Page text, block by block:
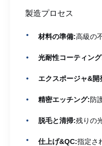
製造プロセス
材料の準備:高級の
光耐性コーティン
エクスポージャ&開
精密エッチング:防
脱毛と清掃:残りの
仕上げ&QC:指定さ